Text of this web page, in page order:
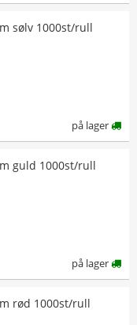
sølv 1000st/rull
på lager
guld 1000st/rull
på lager
rød 1000st/rull